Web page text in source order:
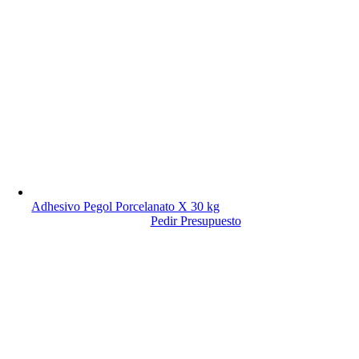
Adhesivo Pegol Porcelanato X 30 kg
Pedir Presupuesto